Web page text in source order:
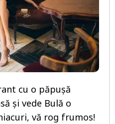
cu o păpușă
și vede Bulă o
vă rog frumos!